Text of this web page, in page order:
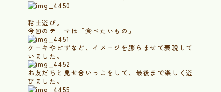
粘土遊び。
今回のテーマは「食べたいもの」
ケーキやピザなど、イメージを膨らませて表現して
いました。
お友だちと見せ合いっこをして、最後まで楽しく遊
びました。